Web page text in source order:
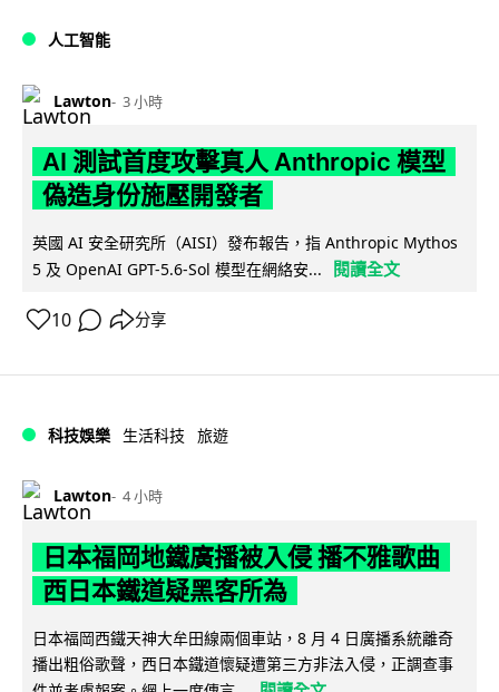
人工智能
Lawton 3 小時
AI 測試首度攻擊真人 Anthropic 模型
偽造身份施壓開發者
英國 AI 安全研究所（AISI）發布報告，指 Anthropic Mythos
5 及 OpenAI GPT-5.6-Sol 模型在網絡安...
閱讀全文
10 分享
科技娛樂 生活科技 旅遊
Lawton 4 小時
日本福岡地鐵廣播被入侵 播不雅歌曲
西日本鐵道疑黑客所為
日本福岡西鐵天神大牟田線兩個車站，8 月 4 日廣播系統離奇
播出粗俗歌聲，西日本鐵道懷疑遭第三方非法入侵，正調查事